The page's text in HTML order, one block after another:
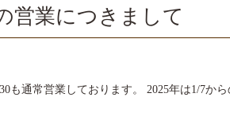
営業につきまして
も通常営業しております。 2025年は1/7か